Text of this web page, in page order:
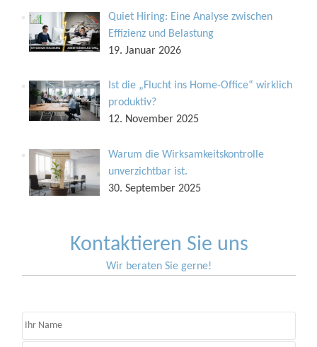
Quiet Hiring: Eine Analyse zwischen
Effizienz und Belastung
19. Januar 2026
Ist die „Flucht ins Home-Office“ wirklich
produktiv?
12. November 2025
Warum die Wirksamkeitskontrolle
unverzichtbar ist.
30. September 2025
Kontaktieren Sie uns
Wir beraten Sie gerne!